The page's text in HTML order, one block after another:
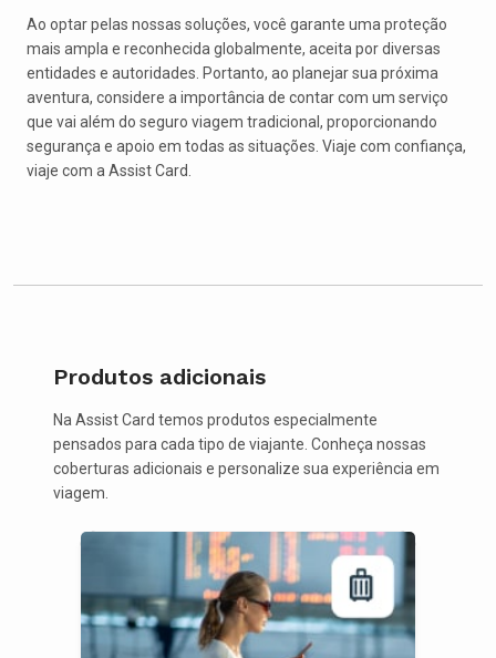
Ao optar pelas nossas soluções, você garante uma proteção
mais ampla e reconhecida globalmente, aceita por diversas
entidades e autoridades. Portanto, ao planejar sua próxima
aventura, considere a importância de contar com um serviço
que vai além do seguro viagem tradicional, proporcionando
segurança e apoio em todas as situações. Viaje com confiança,
viaje com a Assist Card.
Produtos adicionais
Na Assist Card temos produtos especialmente
pensados para cada tipo de viajante. Conheça nossas
coberturas adicionais e personalize sua experiência em
viagem.